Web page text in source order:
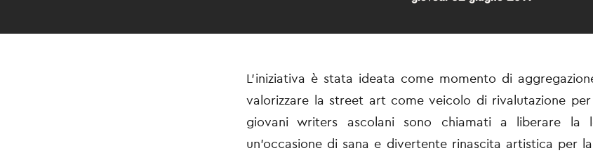
L’iniziativa è stata ideata come momento di
valorizzare la street art come veicolo di rivalutazione per
giovani writers ascolani sono chiamati a liberare la
un’occasione di sana e divertente rinascita artistica per